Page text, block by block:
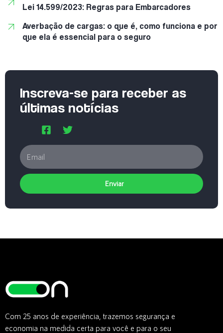
Lei 14.599/2023: Regras para Embarcadores
Averbação de cargas: o que é, como funciona e por
que ela é essencial para o seguro
Inscreva-se para receber as
últimas notícias
Enviar
Com 25 anos de experiência, trazemos segurança e
economia na medida certa para você e para o seu